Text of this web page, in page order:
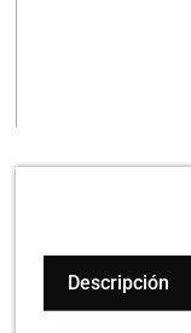
Descripción